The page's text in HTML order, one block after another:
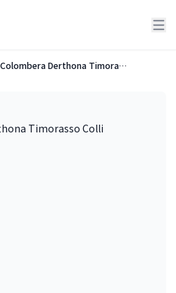
La Colombera Derthona Timorasso Colli Tortonesi DOC 2023